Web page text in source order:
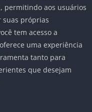
permitindo aos usuários
suas próprias
tem acesso a
uma experiência
tanto para
que desejam